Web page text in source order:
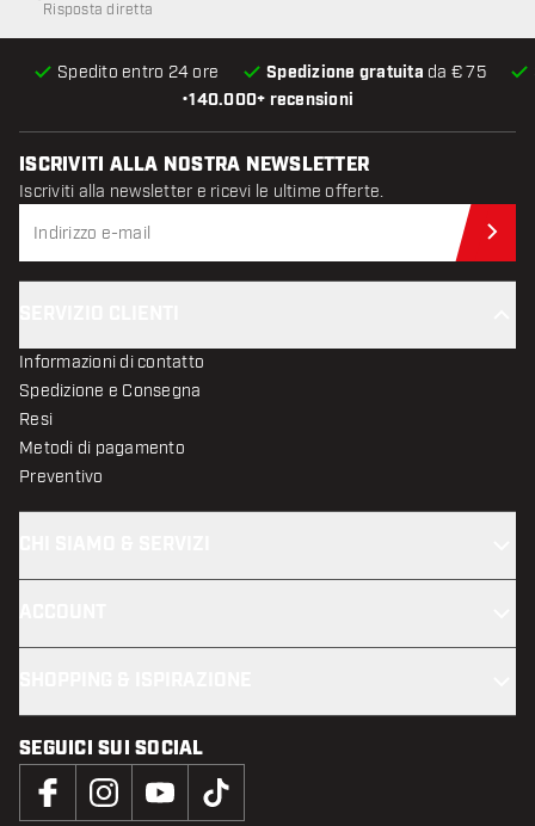
•140.000+ recensioni
Spedito entro 24 ore Spedizione gratuita da € 75
Risposta diretta
ISCRIVITI ALLA NOSTRA NEWSLETTER
Iscriviti alla newsletter e ricevi le ultime offerte.
Informazioni di contatto
Spedizione e Consegna
Resi
Metodi di pagamento
Preventivo
SEGUICI SUI SOCIAL